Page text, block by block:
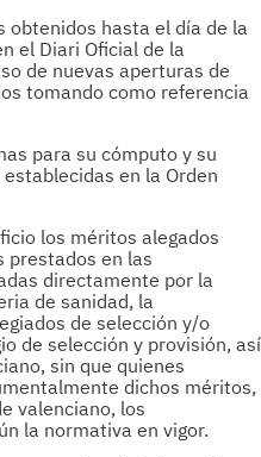
obtenidos hasta el día de la
el Diari Oficial de la
de nuevas aperturas de
tomando como referencia
para su cómputo y su
en la Orden
los méritos alegados
prestados en las
directamente por la
de sanidad, la
de selección y/o
de selección y provisión, así
sin que quienes
dichos méritos,
valenciano, los
la normativa en vigor.